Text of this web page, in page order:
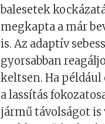
balesetek
megkapta a már
is. Az adaptív
gyorsabban
keltsen. Ha például
a lassítás
jármű távolságot is